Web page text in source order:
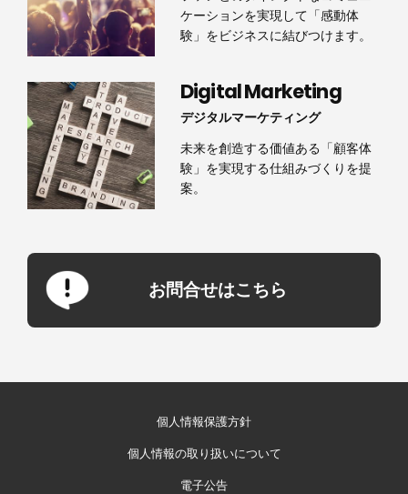
ケーションを実現して「感動体
験」をビジネスに結びつけます。
Digital Marketing
デジタルマーケティング
未来を創造する価値ある「顧客体
験」を実現する仕組みづくりを提
案。
お問合せはこちら
個人情報保護方針
個人情報の取り扱いについて
電子公告